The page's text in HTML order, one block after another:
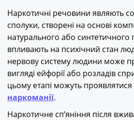
Наркотичні речовини являють
сполуки, створені на основі
натурального або синтетичного
впливають на психічний стан
нервову систему людини може
вигляді ейфорії або розладів
цьому етапі можуть проявлятися
наркоманії.
Наркотичне сп’яніння після